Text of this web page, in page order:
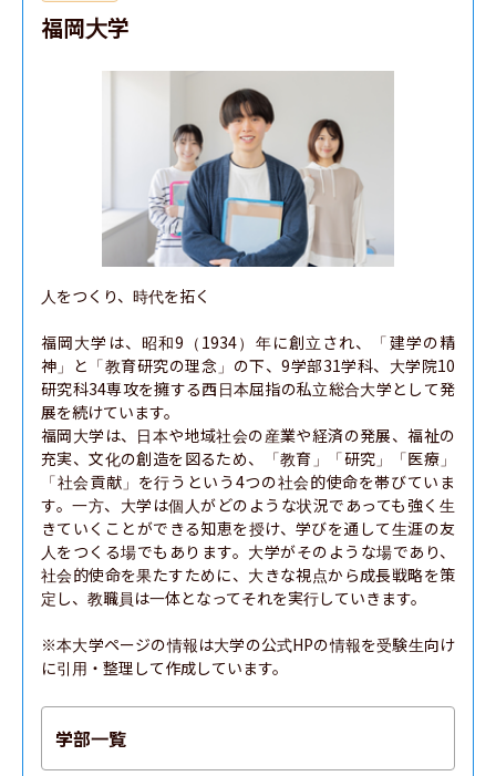
福岡大学
人をつくり、時代を拓く
福岡大学は、昭和9（1934）年に創立され、「建学の精
神」と「教育研究の理念」の下、9学部31学科、大学院10
研究科34専攻を擁する西日本屈指の私立総合大学として発
展を続けています。
福岡大学は、日本や地域社会の産業や経済の発展、福祉の
充実、文化の創造を図るため、「教育」「研究」「医療」
「社会貢献」を行うという4つの社会的使命を帯びていま
す。一方、大学は個人がどのような状況であっても強く生
きていくことができる知恵を授け、学びを通して生涯の友
人をつくる場でもあります。大学がそのような場であり、
社会的使命を果たすために、大きな視点から成長戦略を策
定し、教職員は一体となってそれを実行していきます。
※本大学ページの情報は大学の公式HPの情報を受験生向け
に引用・整理して作成しています。
学部一覧